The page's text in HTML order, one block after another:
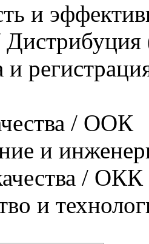
и
и
/ ООК
и
/ ОКК
и